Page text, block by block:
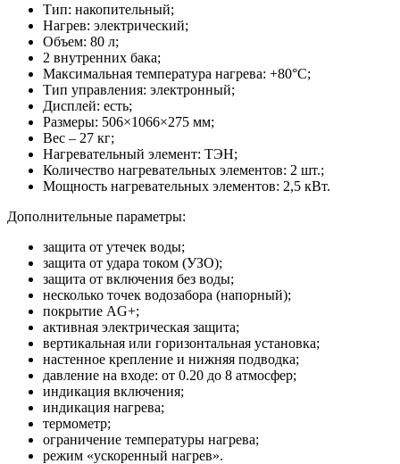
Тип: накопительный;
Нагрев: электрический;
Объем: 80 л;
2 внутренних бака;
Максимальная температура нагрева: +80°С;
Тип управления: электронный;
Дисплей: есть;
Размеры: 506×1066×275 мм;
Вес – 27 кг;
Нагревательный элемент: ТЭН;
Количество нагревательных элементов: 2 шт.;
Мощность нагревательных элементов: 2,5 кВт.
Дополнительные параметры:
защита от утечек воды;
защита от удара током (УЗО);
защита от включения без воды;
несколько точек водозабора (напорный);
покрытие AG+;
активная электрическая защита;
вертикальная или горизонтальная установка;
настенное крепление и нижняя подводка;
давление на входе: от 0.20 до 8 атмосфер;
индикация включения;
индикация нагрева;
термометр;
ограничение температуры нагрева;
режим «ускоренный нагрев».